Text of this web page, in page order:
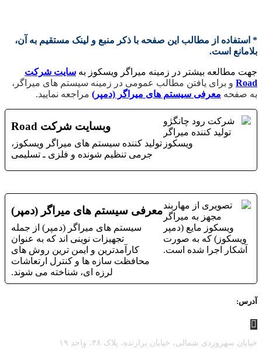
* استفاده از مطالب این صفحه با ذکر منبع و لینک مستقیم به آن،
بلامانع است.
جهت مطالعه بیشتر در زمینه میراگر ویسکوز به سایت شرکت
Road و برای یافتن مطالب عمومی در زمینه سیستم های میراگر،
به صفحه معرفی سیستم های میراگر (دمپر) مراجعه نمایید.
وبسایت شرکت Road
تولید کننده سیستم های میراگر ویسکوز،
جرمی تنظیم شونده و فلزی ـ تسلیمی
معرفی سیستم های میراگر (دمپر)
سیستم های میراگر (دمپر) از جمله
تجهیزات نوینی اند که به عنوان
کارآمدترین و ایمن ترین روش های
محافظت سازه ها و کنترل ارتعاشات
لرزه ای، شناخته می شوند.
آدرس:
خیابان سهروردی شمالی، خیابان برازنده، پلاک ۳۸، واحد ۱۹